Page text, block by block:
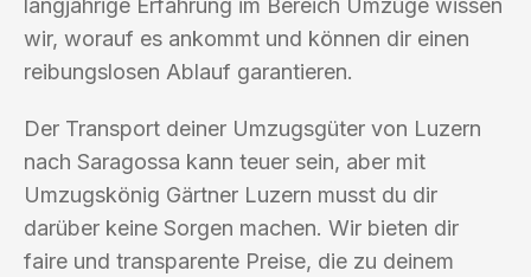
langjährige Erfahrung im Bereich Umzüge wissen
wir, worauf es ankommt und können dir einen
reibungslosen Ablauf garantieren.
Der Transport deiner Umzugsgüter von Luzern
nach Saragossa kann teuer sein, aber mit
Umzugskönig Gärtner Luzern musst du dir
darüber keine Sorgen machen. Wir bieten dir
faire und transparente Preise, die zu deinem